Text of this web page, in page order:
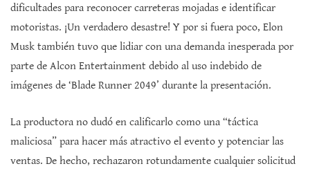
dificultades para reconocer carreteras mojadas e identificar
motoristas. ¡Un verdadero desastre! Y por si fuera poco, Elon
Musk también tuvo que lidiar con una demanda inesperada por
parte de Alcon Entertainment debido al uso indebido de
imágenes de ‘Blade Runner 2049’ durante la presentación.
La productora no dudó en calificarlo como una “táctica
maliciosa” para hacer más atractivo el evento y potenciar las
ventas. De hecho, rechazaron rotundamente cualquier solicitud